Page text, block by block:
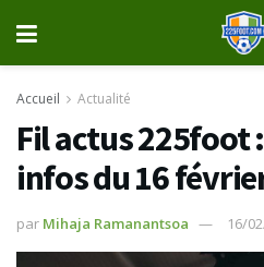
Accueil Actualité
Fil actus 225foot
infos du 16
par Mihaja Ramanantsoa 16/